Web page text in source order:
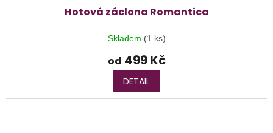
Hotová záclona Romantica
Skladem (1 ks)
od 499 Kč
DETAIL